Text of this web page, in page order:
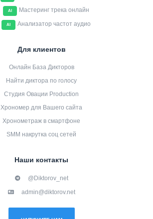
AI Мастеринг трека онлайн
AI Анализатор частот аудио
Для клиентов
Онлайн База Дикторов
Найти диктора по голосу
Студия Овации Production
Хрономер для Вашего сайта
Хронометраж в смартфоне
SMM накрутка соц сетей
Наши контакты
@Diktorov_net
admin@diktorov.net